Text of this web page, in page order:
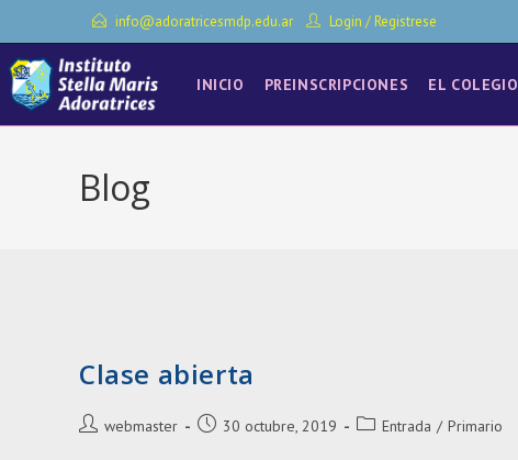
al
contenido
info@adoratricesmdp.edu.ar Login / Registrese
INICIO PREINSCRIPCIONES EL COLEGIO
Blog
Clase abierta
Autorwebmaster
Entrada30 octubre, 2019
Categoría
Entrada / Primario